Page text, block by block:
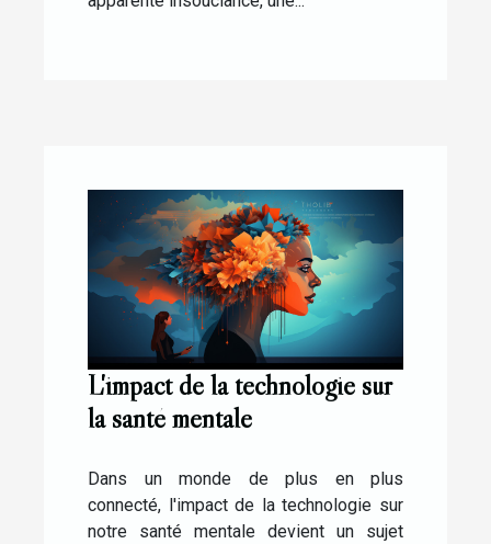
L'impact de la technologie sur
la santé mentale
Dans un monde de plus en plus
connecté, l'impact de la technologie sur
notre santé mentale devient un sujet